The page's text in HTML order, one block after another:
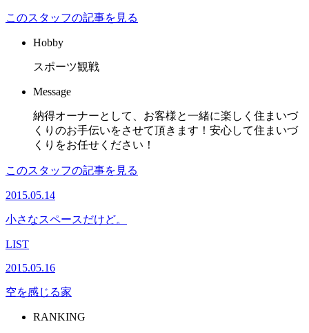
このスタッフの記事を見る
Hobby
スポーツ観戦
Message
納得オーナーとして、お客様と一緒に楽しく住まいづ
くりのお手伝いをさせて頂きます！安心して住まいづ
くりをお任せください！
このスタッフの記事を見る
2015.05.14
小さなスペースだけど。
LIST
2015.05.16
空を感じる家
RANKING